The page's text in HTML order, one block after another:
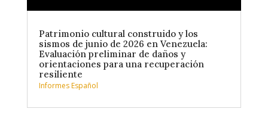
Patrimonio cultural construido y los
sismos de junio de 2026 en Venezuela:
Evaluación preliminar de daños y
orientaciones para una recuperación
resiliente
Informes Español